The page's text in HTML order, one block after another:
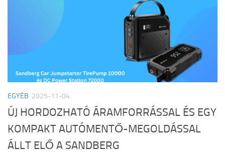
EGYÉB 2025-11-04
ÚJ HORDOZHATÓ ÁRAMFORRÁSSAL ÉS EGY
KOMPAKT AUTÓMENTŐ-MEGOLDÁSSAL
ÁLLT ELŐ A SANDBERG